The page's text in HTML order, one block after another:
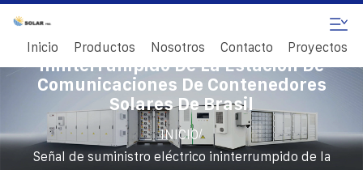
Inicio Productos Nosotros Contacto Proyectos
Señal De Suministro Eléctrico
Ininterrumpido De La Estación De
Comunicaciones De Contenedores
Solares De Brasil
INICIO/
Señal de suministro eléctrico ininterrumpido de la